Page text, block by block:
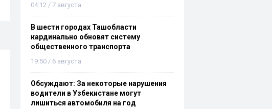
04:12 / 7 августа
В шести городах Ташобласти
кардинально обновят систему
общественного транспорта
19:50 / 6 августа
Обсуждают: За некоторые нарушения
водители в Узбекистане могут
лишиться автомобиля на год